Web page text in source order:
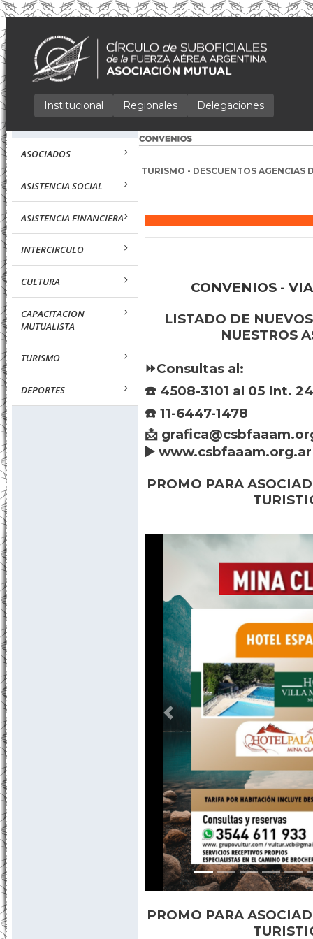
Institucional Regionales Delegaciones
ASOCIADOS
ASISTENCIA SOCIAL
ASISTENCIA FINANCIERA
INTERCIRCULO
CULTURA
CAPACITACION
MUTUALISTA
TURISMO
DEPORTES
TURISMO - DESCUENTOS AGENCIAS
CONVENIOS -
LISTADO DE
NUESTROS
⏩Consultas al:
☎️ 4508-3101 al 05 Int.
☎️ 11-6447-1478
📩
▶️ www.csbfaaam.org.ar
PROMO PARA